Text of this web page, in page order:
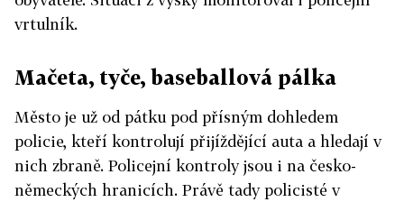
vrtulník.
Mačeta, tyče, baseballová pálka
Město je už od pátku pod přísným dohledem
policie, kteří kontrolují přijíždějící auta a hledají v
nich zbraně. Policejní kontroly jsou i na česko-
německých hranicích. Právě tady policisté v